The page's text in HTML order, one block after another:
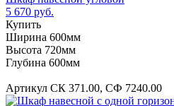
5 670 руб.
Купить
Ширина 600мм
Высота 720мм
Глубина 600мм
Артикул СК 371.00, СФ 7240.00